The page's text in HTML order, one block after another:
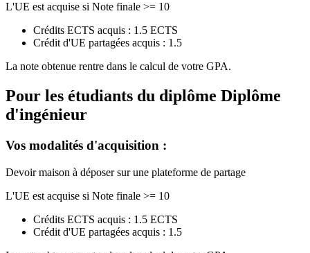
L'UE est acquise si Note finale >= 10
Crédits ECTS acquis : 1.5 ECTS
Crédit d'UE partagées acquis : 1.5
La note obtenue rentre dans le calcul de votre GPA.
Pour les étudiants du diplôme Diplôme
d'ingénieur
Vos modalités d'acquisition :
Devoir maison à déposer sur une plateforme de partage
L'UE est acquise si Note finale >= 10
Crédits ECTS acquis : 1.5 ECTS
Crédit d'UE partagées acquis : 1.5